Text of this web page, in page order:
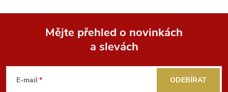
p
s
Mějte přehled o novinkách
a slevách
E-mail ODEBÍRAT